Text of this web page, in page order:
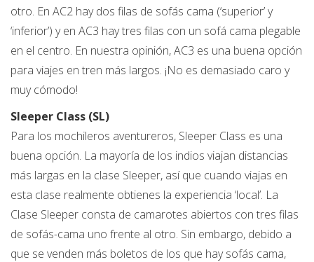
otro. En AC2 hay dos filas de sofás cama (‘superior’ y
‘inferior’) y en AC3 hay tres filas con un sofá cama plegable
en el centro. En nuestra opinión, AC3 es una buena opción
para viajes en tren más largos. ¡No es demasiado caro y
muy cómodo!
Sleeper Class (SL)
Para los mochileros aventureros, Sleeper Class es una
buena opción. La mayoría de los indios viajan distancias
más largas en la clase Sleeper, así que cuando viajas en
esta clase realmente obtienes la experiencia ‘local’. La
Clase Sleeper consta de camarotes abiertos con tres filas
de sofás-cama uno frente al otro. Sin embargo, debido a
que se venden más boletos de los que hay sofás cama,